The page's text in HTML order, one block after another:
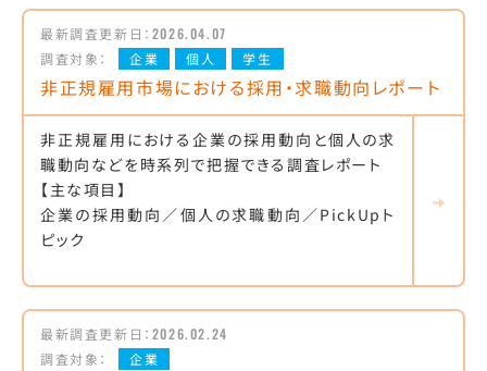
最新調査更新日： 2026.04.07
調査対象：
企業 個人 学生
非正規雇用市場における採用・求職動向レポート
非正規雇用における企業の採用動向と個人の求
職動向などを時系列で把握できる調査レポート
【主な項目】
企業の採用動向／個人の求職動向／PickUpト
ピック
最新調査更新日： 2026.02.24
調査対象：
企業